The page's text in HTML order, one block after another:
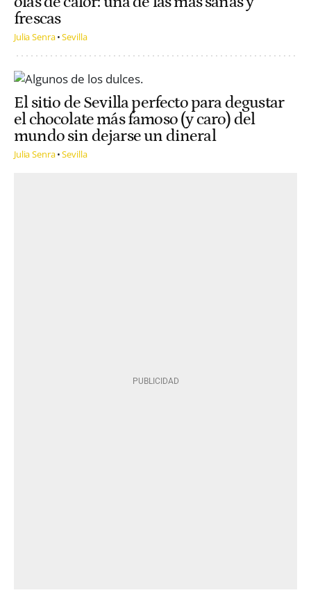
frescas
Julia Senra Sevilla
El sitio de Sevilla perfecto para degustar
el chocolate más famoso (y caro) del
mundo sin dejarse un dineral
Julia Senra Sevilla